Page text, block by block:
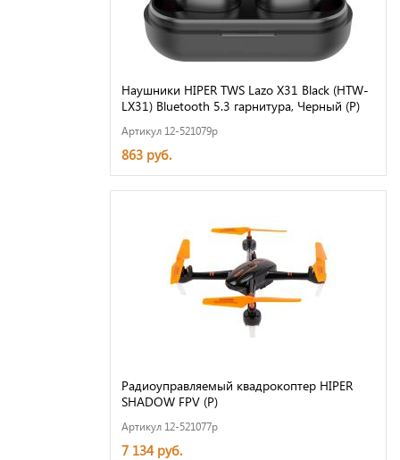
Наушники HIPER TWS Lazo X31 Black (HTW-
LX31) Bluetooth 5.3 гарнитура, Черный (Р)
Артикул 12-521079p
863 руб.
Радиоуправляемый квадрокоптер HIPER
SHADOW FPV (Р)
Артикул 12-521077p
7 134 руб.